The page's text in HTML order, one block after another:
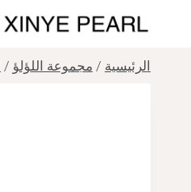
المحتوىالرئيسية / مجموعة اللؤلؤ /